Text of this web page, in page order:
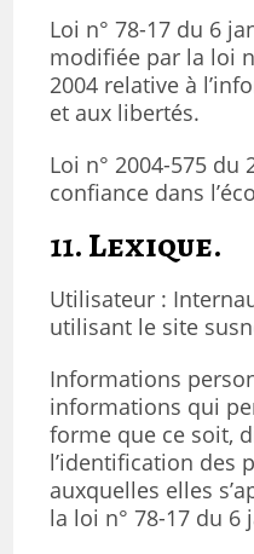
Loi n° 78-17 du 6
modifiée par la loi
2004 relative à
et aux libertés.
Loi n° 2004-575 du
confiance dans
11. Lexique.
Utilisateur :
utilisant le site
Informations
informations qui
forme que ce soit,
l’identification des
auxquelles elles
la loi n° 78-17 du 6